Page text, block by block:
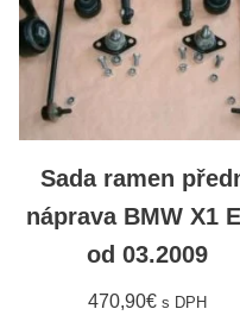
Sada ramen
náprava BMW X1
od 03.2009
470,90€ s DPH